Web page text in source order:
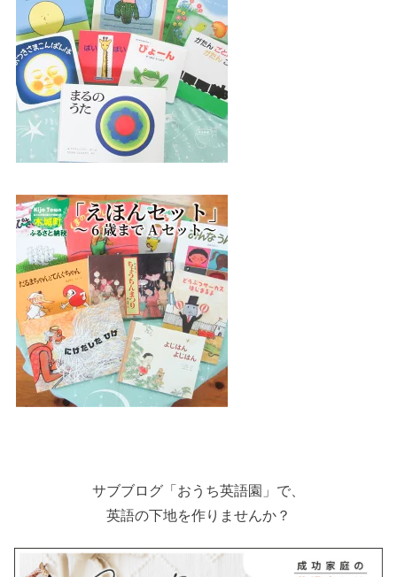
サブブログ「おうち英語園」で、
英語の下地を作りませんか？